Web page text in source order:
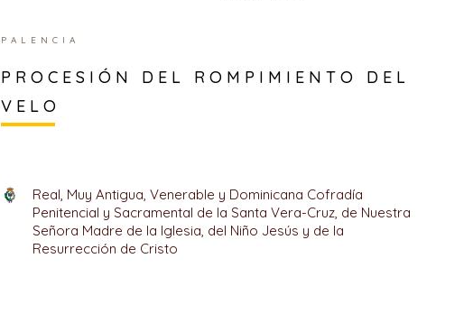
PALENCIA
PROCESIÓN DEL ROMPIMIENTO DEL
VELO
Real, Muy Antigua, Venerable y Dominicana Cofradía
Penitencial y Sacramental de la Santa Vera-Cruz, de Nuestra
Señora Madre de la Iglesia, del Niño Jesús y de la
Resurrección de Cristo